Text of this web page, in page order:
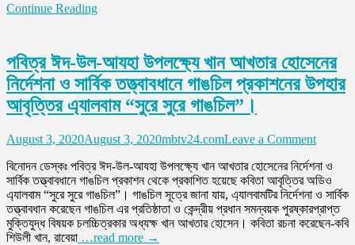
তাদের
মধ্যেও
নিই।
ইতিহাস
কে
মনে
রাখি।
Continue Reading
পবিত্র ঈদ-উল-আযহা উপলক্ষ্যে খান আখতার হোসেনের
নির্দেশনা ও সার্বিক তত্ত্বাবধানে গাঙচিল প্রকাশনের উপহার
আবৃত্তির এ্যালবাম “সুরে সুরে গাঙচিল”।
August 3, 2020August 3, 2020mbtv24.comLeave a Commenton
ঈদ-
উল-
আযহা
উপলক্ষ্যে
খান
বিনোদন ডেস্কঃ পবিত্র ঈদ-উল-আযহা উপলক্ষ্যে খান আখতার হোসেনের নির্দেশনা ও
সার্বিক তত্ত্বাবধানে গাঙচিল প্রকাশন থেকে প্রকাশিত হয়েছে কবিতা আবৃত্তির অডিও
এ্যালবাম “সুরে সুরে গাঙচিল”। গাঙচিল সূত্রে জানা যায়, এ্যালবামটির নির্দেশনা ও সার্বিক
তত্ত্বাবধান করেছেন গাঙচিল এর প্রতিষ্ঠাতা ও কেন্দ্রীয় প্রধান সমন্বয়ক পুরষ্কারপ্রাপ্ত
মুক্তিযুদ্ধ বিষয়ক চলচ্চিত্রকার অধ্যক্ষ খান আখতার হোসেন। কবিতা রচনা করেছেন-কবি
শিউলী খান, রাবেয়া …read more →